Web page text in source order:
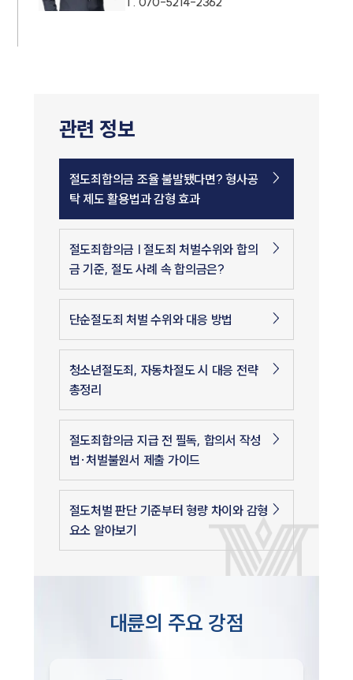
관련 정보
절도죄합의금 조율 불발됐다면? 형사공
탁 제도 활용법과 감형 효과
절도죄합의금 | 절도죄 처벌수위와 합의
금 기준, 절도 사례 속 합의금은?
단순절도죄 처벌 수위와 대응 방법
청소년절도죄, 자동차절도 시 대응 전략
총정리
절도죄합의금 지급 전 필독, 합의서 작성
법·처벌불원서 제출 가이드
절도처벌 판단 기준부터 형량 차이와 감형
요소 알아보기
대륜의 주요 강점